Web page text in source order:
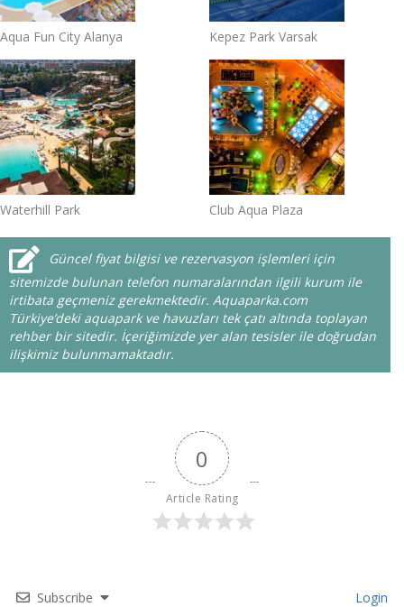
Aqua Fun City Alanya Kepez Park Varsak
Waterhill Park Club Aqua Plaza
Güncel fiyat bilgisi ve rezervasyon işlemleri için
sitemizde bulunan telefon numaralarından ilgili kurum ile
irtibata geçmeniz gerekmektedir. Aquaparka.com
Türkiye’deki aquapark ve havuzları tek çatı altında toplayan
rehber bir sitedir. İçeriğimizde yer alan tesisler ile doğrudan
ilişkimiz bulunmamaktadır.
0
Article Rating
Subscribe Login